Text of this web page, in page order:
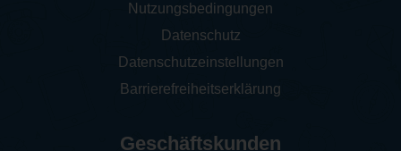
Nutzungsbedingungen
Datenschutz
Datenschutzeinstellungen
Barrierefreiheitserklärung
Geschäftskunden